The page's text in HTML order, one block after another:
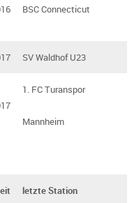
BSC Connecticut
SV Waldhof U23
1. FC Turanspor
Mannheim
letzte Station